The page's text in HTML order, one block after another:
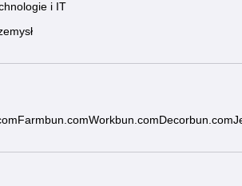
i IT
Farmbun.comWorkbun.com Decorbun.com